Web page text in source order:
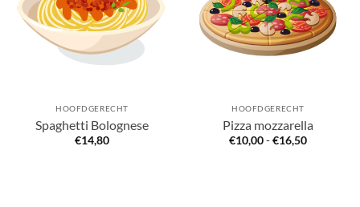
HOOFDGERECHT
Spaghetti Bolognese
€14,80
HOOFDGERECHT
Pizza mozzarella
€10,00-€16,50